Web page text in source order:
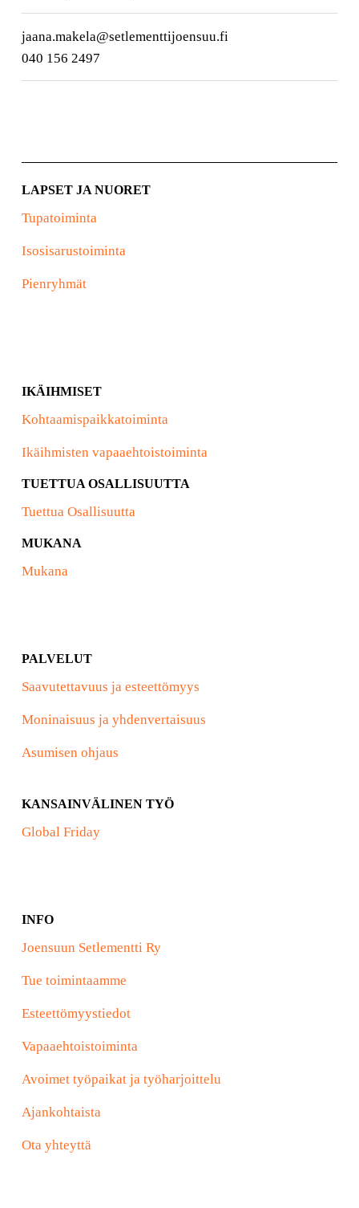
jaana.makela@setlementtijoensuu.fi
040 156 2497
LAPSET JA NUORET
Tupatoiminta
Isosisarustoiminta
Pienryhmät
IKÄIHMISET
Kohtaamispaikkatoiminta
Ikäihmisten vapaaehtoistoiminta
TUETTUA OSALLISUUTTA
Tuettua Osallisuutta
MUKANA
Mukana
PALVELUT
Saavutettavuus ja esteettömyys
Moninaisuus ja yhdenvertaisuus
Asumisen ohjaus
KANSAINVÄLINEN TYÖ
Global Friday
INFO
Joensuun Setlementti Ry
Tue toimintaamme
Esteettömyystiedot
Vapaaehtoistoiminta
Avoimet työpaikat ja työharjoittelu
Ajankohtaista
Ota yhteyttä